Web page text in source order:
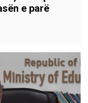
e parë